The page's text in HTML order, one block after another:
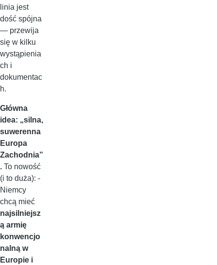
linia jest
dość spójna
— przewija
się w kilku
wystąpienia
ch i
dokumentac
h.
Główna
idea: „silna,
suwerenna
Europa
Zachodnia”
. To nowość
(i to duża): -
Niemcy
chcą mieć
najsilniejsz
ą armię
konwencjo
nalną w
Europie i